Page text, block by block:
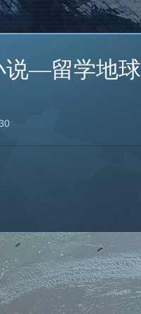
说—留学地